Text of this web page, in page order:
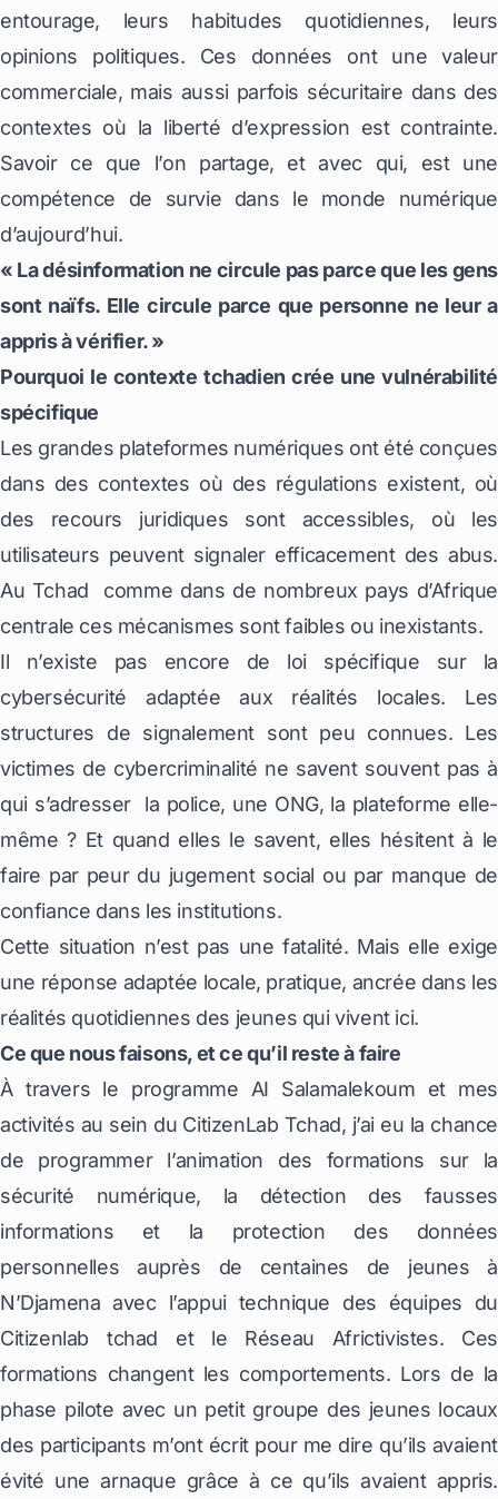
entourage, leurs habitudes quotidiennes, leurs
opinions politiques. Ces données ont une valeur
commerciale, mais aussi parfois sécuritaire dans des
contextes où la liberté d’expression est contrainte.
Savoir ce que l’on partage, et avec qui, est une
compétence de survie dans le monde numérique
d’aujourd’hui.
« La désinformation ne circule pas parce que les gens
sont naïfs. Elle circule parce que personne ne leur a
appris à vérifier. »
Pourquoi le contexte tchadien crée une vulnérabilité
spécifique
Les grandes plateformes numériques ont été conçues
dans des contextes où des régulations existent, où
des recours juridiques sont accessibles, où les
utilisateurs peuvent signaler efficacement des abus.
Au Tchad comme dans de nombreux pays d’Afrique
centrale ces mécanismes sont faibles ou inexistants.
Il n’existe pas encore de loi spécifique sur la
cybersécurité adaptée aux réalités locales. Les
structures de signalement sont peu connues. Les
victimes de cybercriminalité ne savent souvent pas à
qui s’adresser la police, une ONG, la plateforme elle-
même ? Et quand elles le savent, elles hésitent à le
faire par peur du jugement social ou par manque de
confiance dans les institutions.
Cette situation n’est pas une fatalité. Mais elle exige
une réponse adaptée locale, pratique, ancrée dans les
réalités quotidiennes des jeunes qui vivent ici.
Ce que nous faisons, et ce qu’il reste à faire
À travers le programme AI Salamalekoum et mes
activités au sein du CitizenLab Tchad, j’ai eu la chance
de programmer l’animation des formations sur la
sécurité numérique, la détection des fausses
informations et la protection des données
personnelles auprès de centaines de jeunes à
N’Djamena avec l’appui technique des équipes du
Citizenlab tchad et le Réseau Africtivistes. Ces
formations changent les comportements. Lors de la
phase pilote avec un petit groupe des jeunes locaux
des participants m’ont écrit pour me dire qu’ils avaient
évité une arnaque grâce à ce qu’ils avaient appris.